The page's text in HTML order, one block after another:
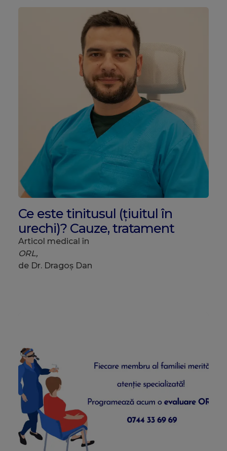
Ce este tinitusul (țiuitul în
urechi)? Cauze, tratament
Articol medical în
ORL,
de Dr. Dragoș Dan